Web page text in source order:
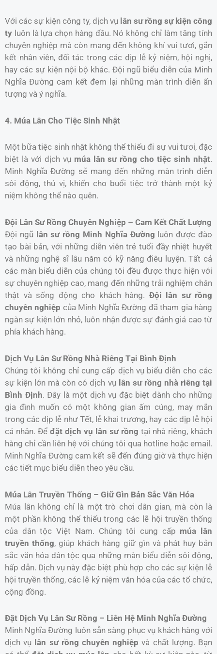
Với các sự kiện công ty, dịch vụ lân sư rồng sự kiện công
ty luôn là lựa chọn hàng đầu. Nó không chỉ làm tăng tính
chuyên nghiệp mà còn mang đến không khí vui tươi, gắn
kết nhân viên, đối tác trong các dịp lễ kỷ niệm, hội nghị,
hay các sự kiện nội bộ khác. Đội ngũ biểu diễn của Minh
Nghĩa Đường cam kết đem lại những màn trình diễn ấn
tượng và ý nghĩa.
4. Múa Lân Cho Tiệc Sinh Nhật
Một bữa tiệc sinh nhật không thể thiếu đi sự vui tươi, đặc
biệt là với dịch vụ múa lân sư rồng cho tiệc sinh nhật.
Minh Nghĩa Đường sẽ mang đến những màn trình diễn
sôi động, thú vị, khiến cho buổi tiệc trở thành một kỷ
niệm không thể nào quên.
Đội Lân Sư Rồng Chuyên Nghiệp – Cam Kết Chất Lượng
Đội ngũ lân sư rồng Minh Nghĩa Đường luôn được đào
tạo bài bản, với những diễn viên trẻ tuổi đầy nhiệt huyết
và những nghệ sĩ lâu năm có kỹ năng điêu luyện. Tất cả
các màn biểu diễn của chúng tôi đều được thực hiện với
sự chuyên nghiệp cao, mang đến những trải nghiệm chân
thật và sống động cho khách hàng. Đội lân sư rồng
chuyên nghiệp của Minh Nghĩa Đường đã tham gia hàng
ngàn sự kiện lớn nhỏ, luôn nhận được sự đánh giá cao từ
phía khách hàng.
Dịch Vụ Lân Sư Rồng Nhà Riêng Tại Bình Định
Chúng tôi không chỉ cung cấp dịch vụ biểu diễn cho các
sự kiện lớn mà còn có dịch vụ lân sư rồng nhà riêng tại
Bình Định. Đây là một dịch vụ đặc biệt dành cho những
gia đình muốn có một không gian ấm cúng, may mắn
trong các dịp lễ như Tết, lễ khai trương, hay các dịp lễ hội
cá nhân. Để đặt dịch vụ lân sư rồng tại nhà riêng, khách
hàng chỉ cần liên hệ với chúng tôi qua hotline hoặc email.
Minh Nghĩa Đường cam kết sẽ đến đúng giờ và thực hiện
các tiết mục biểu diễn theo yêu cầu.
Múa Lân Truyền Thống – Giữ Gìn Bản Sắc Văn Hóa
Múa lân không chỉ là một trò chơi dân gian, mà còn là
một phần không thể thiếu trong các lễ hội truyền thống
của dân tộc Việt Nam. Chúng tôi cung cấp múa lân
truyền thống, giúp khách hàng giữ gìn và phát huy bản
sắc văn hóa dân tộc qua những màn biểu diễn sôi động,
hấp dẫn. Dịch vụ này đặc biệt phù hợp cho các sự kiện lễ
hội truyền thống, các lễ kỷ niệm văn hóa của các tổ chức,
cộng đồng.
Đặt Dịch Vụ Lân Sư Rồng – Liên Hệ Minh Nghĩa Đường
Minh Nghĩa Đường luôn sẵn sàng phục vụ khách hàng với
dịch vụ lân sư rồng chuyên nghiệp và chất lượng. Bạn